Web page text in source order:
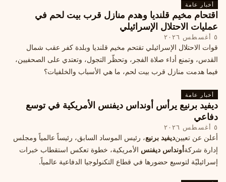
أخبار عامة
اقتحام مخيم قلنديا وهدم منازل قرب بيت لحم في
عمليات الاحتلال الإسرائيلي
٥ أغسطس ٢٠٢٦
قوات الاحتلال الإسرائيلي تقتحم مخيم قلنديا وبلدة كفر عقب شمال
القدس، وتمنع أداء صلاة الفجر، وتحظّر التجول، وتعتدي على الصحفيين،
فيما هدمت منازل قرب بيت لحم، ما هي الأسباب والخلفيات؟
أخبار عامة
ديفيد برنيع يرأس أونداس ديفنس الأمريكية في توسع
دفاعي
٥ أغسطس ٢٠٢٦
أعلن عن تعيينديفيد برنيع، رئيس الموساد السابق، رئيساً عالمياً ومجلس
إدارة شركةأونداس ديفنس الأمريكية، خطوة تعكس استقطاب خبرات
إسرائيليّة لتوسيع حضورها في قطاع التكنولوجيا الدفاعية عالمياً.